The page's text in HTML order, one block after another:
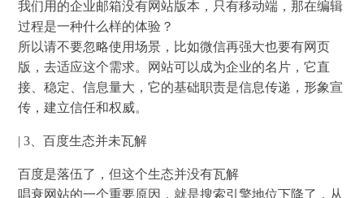
我们用的企业邮箱没有网站版本，只有移动端，那在编辑
过程是一种什么样的体验？
所以请不要忽略使用场景，比如微信再强大也要有网页
版，去适应这个需求。网站可以成为企业的名片，它直
接、稳定、信息量大，它的基础职责是信息传递，形象宣
传，建立信任和权威。
| 3、百度生态并未瓦解
百度是落伍了，但这个生态并没有瓦解
唱衰网站的一个重要原因，就是搜索引擎地位下降了，从